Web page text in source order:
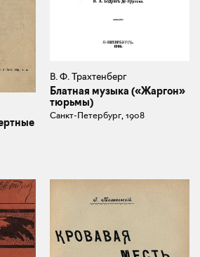
В. Ф. Трахтенберг
Блатная музыка («Жаргон»
тюрьмы)
Санкт-Петербург, 1908